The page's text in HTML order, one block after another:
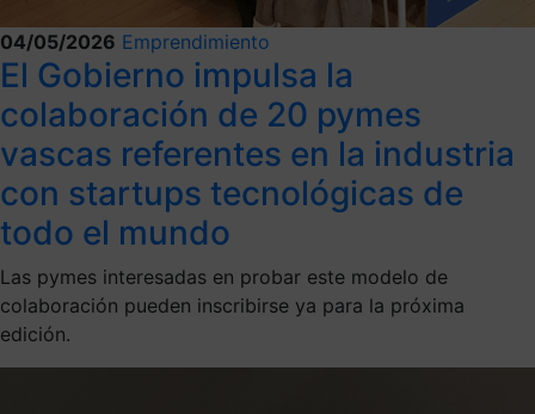
04/05/2026 Emprendimiento
El Gobierno impulsa la
colaboración de 20 pymes
vascas referentes en la industria
con startups tecnológicas de
todo el mundo
Las pymes interesadas en probar este modelo de
colaboración pueden inscribirse ya para la próxima
edición.